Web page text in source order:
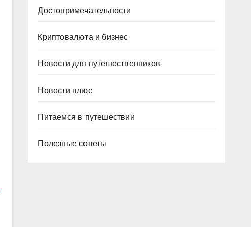
Достопримечательности
Криптовалюта и бизнес
Новости для путешественников
Новости плюс
Питаемся в путешествии
Полезные советы